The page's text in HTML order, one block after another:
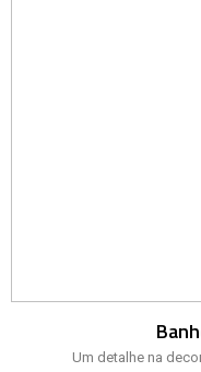
Um detalhe na